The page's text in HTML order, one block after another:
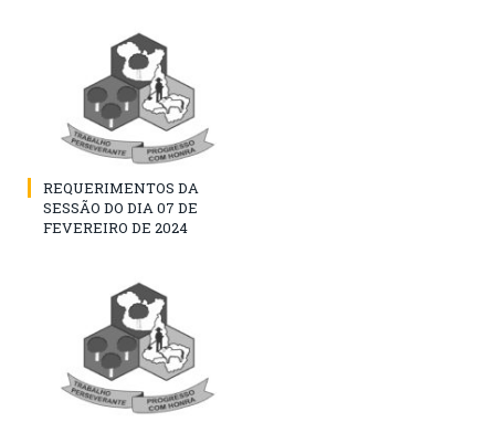
REQUERIMENTOS DA
SESSÃO DO DIA 07 DE
FEVEREIRO DE 2024